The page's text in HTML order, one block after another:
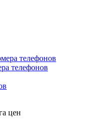
телефонов